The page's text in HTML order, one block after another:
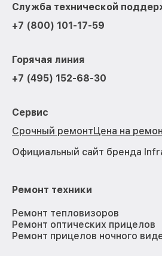
Служба технической
+7 (800) 101-17-59
Горячая линия
+7 (495) 152-68-30
Сервис
Срочный ремонтЦена на
Официальный сайт бренда
Ремонт техники
Ремонт тепловизоров
Ремонт оптических прицелов
Ремонт прицелов ночного